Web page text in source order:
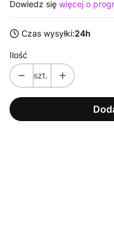
Dowiedz się więcej o
Czas wysyłki:24h
Ilość
szt.